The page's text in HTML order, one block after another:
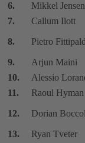
6.
Mikkel Jensen
7.
Callum Ilott
8. Pietro
9. Arjun Maini
10.
Alessio
11.
Raoul Hyman
12. Dorian
13. Ryan Tveter